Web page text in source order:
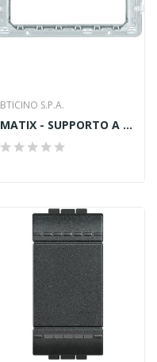
BTICINO S.P.A.
MATIX - SUPPORTO A 6 MODULI